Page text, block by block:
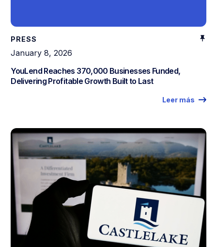
PRESS
January 8, 2026
YouLend Reaches 370,000 Businesses Funded,
Delivering Profitable Growth Built to Last
Leer más